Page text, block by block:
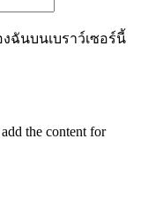
ฉันบนเบราว์เซอร์นี้
the content for